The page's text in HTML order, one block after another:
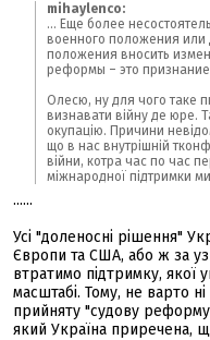
mihaylenco:
... Еще более
военного положения или
положения вносить
реформы – это признание
Олесю, ну для чого таке
визнавати війну де юре.
окупацію. Причини
що в нас внутрішній
війни, котра час по час
міжнародної підтримки
......
Усі "доленосні рішення"
Європи та США, або ж за
втратимо підтримку, якої
масштабі. Тому, не варто
прийняту "судову
який Україна приречена,